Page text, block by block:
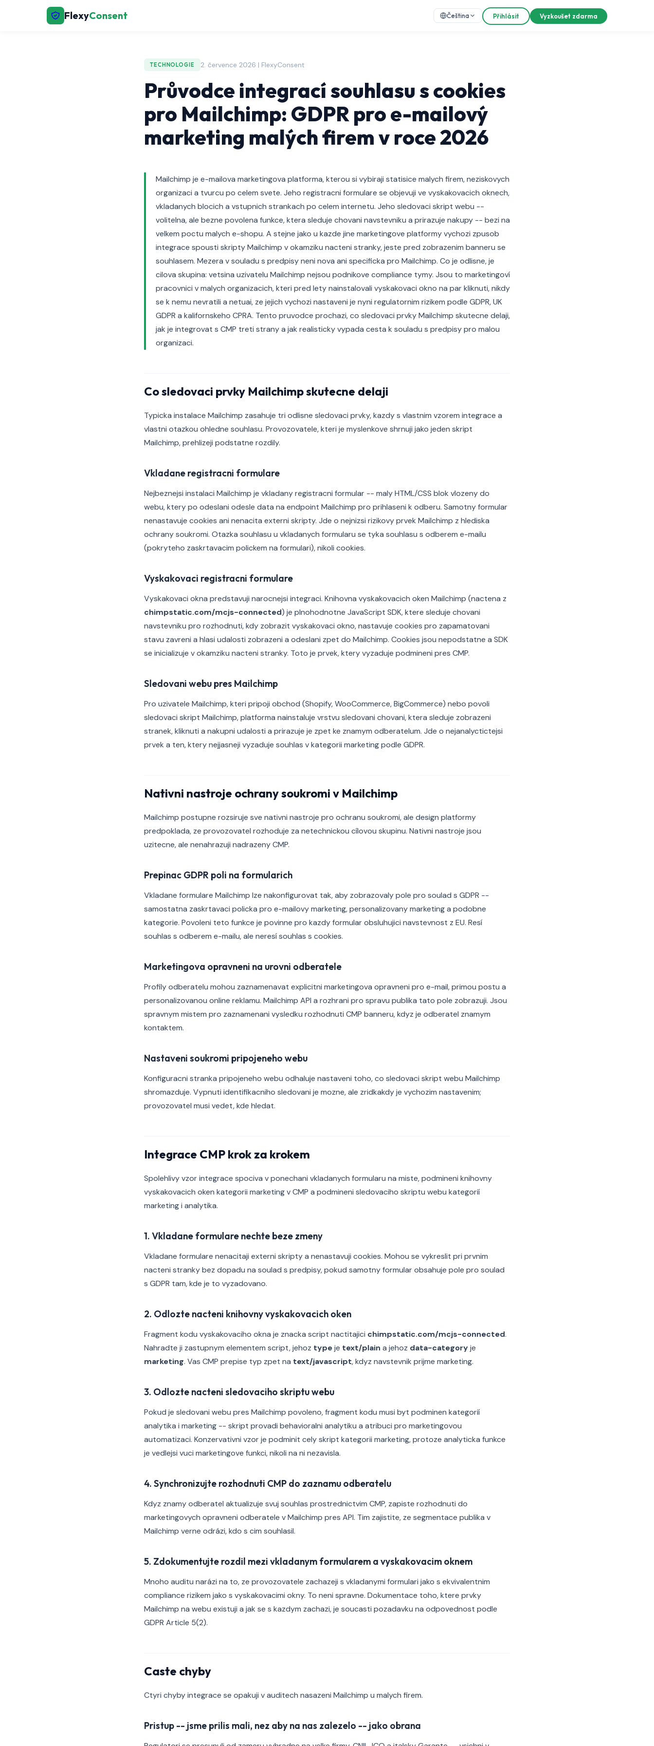
FlexyConsent Čeština Přihlásit Vyzkoušet zdarma
TECHNOLOGIE 2. července 2026 | FlexyConsent
Průvodce integrací souhlasu s cookies
pro Mailchimp: GDPR pro e-mailový
marketing malých firem v roce 2026
Mailchimp je e-mailova marketingova platforma, kterou si vybiraji statisice malych firem, neziskovych
organizaci a tvurcu po celem svete. Jeho registracni formulare se objevuji ve vyskakovacich oknech,
vkladanych blocich a vstupnich strankach po celem internetu. Jeho sledovaci skript webu --
volitelna, ale bezne povolena funkce, ktera sleduje chovani navstevniku a prirazuje nakupy -- bezi na
velkem poctu malych e-shopu. A stejne jako u kazde jine marketingove platformy vychozi zpusob
integrace spousti skripty Mailchimp v okamziku nacteni stranky, jeste pred zobrazenim banneru se
souhlasem. Mezera v souladu s predpisy neni nova ani specificka pro Mailchimp. Co je odlisne, je
cilova skupina: vetsina uzivatelu Mailchimp nejsou podnikove compliance tymy. Jsou to marketingoví
pracovnici v malych organizacich, kteri pred lety nainstalovali vyskakovaci okno na par kliknuti, nikdy
se k nemu nevratili a netuai, ze jejich vychozi nastaveni je nyni regulatornim rizikem podle GDPR, UK
GDPR a kalifornskeho CPRA. Tento pruvodce prochazi, co sledovaci prvky Mailchimp skutecne delaji,
jak je integrovat s CMP treti strany a jak realisticky vypada cesta k souladu s predpisy pro malou
organizaci.
Co sledovaci prvky Mailchimp skutecne delaji
Typicka instalace Mailchimp zasahuje tri odlisne sledovaci prvky, kazdy s vlastnim vzorem integrace a
vlastni otazkou ohledne souhlasu. Provozovatele, kteri je myslenkove shrnuji jako jeden skript
Mailchimp, prehlizeji podstatne rozdily.
Vkladane registracni formulare
Nejbeznejsi instalaci Mailchimp je vkladany registracni formular -- maly HTML/CSS blok vlozeny do
webu, ktery po odeslani odesle data na endpoint Mailchimp pro prihlaseni k odberu. Samotny formular
nenastavuje cookies ani nenacita externi skripty. Jde o nejnizsi rizikovy prvek Mailchimp z hlediska
ochrany soukromi. Otazka souhlasu u vkladanych formularu se tyka souhlasu s odberem e-mailu
(pokryteho zaskrtavacim polickem na formulari), nikoli cookies.
Vyskakovaci registracni formulare
Vyskakovaci okna predstavuji narocnejsi integraci. Knihovna vyskakovacich oken Mailchimp (nactena z
chimpstatic.com/mcjs-connected) je plnohodnotne JavaScript SDK, ktere sleduje chovani
navstevniku pro rozhodnuti, kdy zobrazit vyskakovaci okno, nastavuje cookies pro zapamatovani
stavu zavreni a hlasi udalosti zobrazeni a odeslani zpet do Mailchimp. Cookies jsou nepodstatne a SDK
se inicializuje v okamziku nacteni stranky. Toto je prvek, ktery vyzaduje podmineni pres CMP.
Sledovani webu pres Mailchimp
Pro uzivatele Mailchimp, kteri pripoji obchod (Shopify, WooCommerce, BigCommerce) nebo povoli
sledovaci skript Mailchimp, platforma nainstaluje vrstvu sledovani chovani, ktera sleduje zobrazeni
stranek, kliknuti a nakupni udalosti a prirazuje je zpet ke znamym odberatelum. Jde o nejanalyctictejsi
prvek a ten, ktery nejjasneji vyzaduje souhlas v kategorii marketing podle GDPR.
Nativni nastroje ochrany soukromi v Mailchimp
Mailchimp postupne rozsiruje sve nativni nastroje pro ochranu soukromi, ale design platformy
predpoklada, ze provozovatel rozhoduje za netechnickou cílovou skupinu. Nativni nastroje jsou
uzitecne, ale nenahrazuji nadrazeny CMP.
Prepinac GDPR poli na formularich
Vkladane formulare Mailchimp lze nakonfigurovat tak, aby zobrazovaly pole pro soulad s GDPR --
samostatna zaskrtavaci policka pro e-mailovy marketing, personalizovany marketing a podobne
kategorie. Povoleni teto funkce je povinne pro kazdy formular obsluhujici navstevnost z EU. Resí
souhlas s odberem e-mailu, ale neresí souhlas s cookies.
Marketingova opravneni na urovni odberatele
Profily odberatelu mohou zaznamenavat explicitni marketingova opravneni pro e-mail, primou postu a
personalizovanou online reklamu. Mailchimp API a rozhrani pro spravu publika tato pole zobrazuji. Jsou
spravnym mistem pro zaznamenani vysledku rozhodnuti CMP banneru, kdyz je odberatel znamym
kontaktem.
Nastaveni soukromi pripojeneho webu
Konfiguracni stranka pripojeneho webu odhaluje nastaveni toho, co sledovaci skript webu Mailchimp
shromazduje. Vypnuti identifikacniho sledovani je mozne, ale zridkakdy je vychozim nastavenim;
provozovatel musi vedet, kde hledat.
Integrace CMP krok za krokem
Spolehlivy vzor integrace spociva v ponechani vkladanych formularu na miste, podmineni knihovny
vyskakovacich oken kategorii marketing v CMP a podmineni sledovaciho skriptu webu kategorií
marketing i analytika.
1. Vkladane formulare nechte beze zmeny
Vkladane formulare nenacitaji externi skripty a nenastavuji cookies. Mohou se vykreslit pri prvnim
nacteni stranky bez dopadu na soulad s predpisy, pokud samotny formular obsahuje pole pro soulad
s GDPR tam, kde je to vyzadovano.
2. Odlozte nacteni knihovny vyskakovacich oken
Fragment kodu vyskakovaciho okna je znacka script nactitajici chimpstatic.com/mcjs-connected.
Nahradte ji zastupnym elementem script, jehoz typeje text/plain a jehoz data-categoryje
marketing. Vas CMP prepise typ zpet na text/javascript, kdyz navstevnik prijme marketing.
3. Odlozte nacteni sledovaciho skriptu webu
Pokud je sledovani webu pres Mailchimp povoleno, fragment kodu musi byt podminen kategorií
analytika i marketing -- skript provadi behavioralni analytiku a atribuci pro marketingovou
automatizaci. Konzervativni vzor je podminit cely skript kategorii marketing, protoze analyticka funkce
je vedlejsi vuci marketingove funkci, nikoli na ni nezavisla.
4. Synchronizujte rozhodnuti CMP do zaznamu odberatelu
Kdyz znamy odberatel aktualizuje svuj souhlas prostrednictvim CMP, zapiste rozhodnuti do
marketingovych opravneni odberatele v Mailchimp pres API. Tim zajistite, ze segmentace publika v
Mailchimp verne odrázi, kdo s cim souhlasil.
5. Zdokumentujte rozdil mezi vkladanym formularem a vyskakovacim oknem
Mnoho auditu narázi na to, ze provozovatele zachazeji s vkladanymi formulari jako s ekvivalentnim
compliance rizikem jako s vyskakovacimi okny. To neni spravne. Dokumentace toho, ktere prvky
Mailchimp na webu existuji a jak se s kazdym zachazi, je soucasti pozadavku na odpovednost podle
GDPR Article 5(2).
Caste chyby
Ctyri chyby integrace se opakuji v auditech nasazeni Mailchimp u malych firem.
Pristup -- jsme prilis mali, nez aby na nas zalezelo -- jako obrana